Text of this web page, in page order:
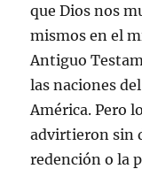
que Dios nos
mismos en el
Antiguo
las naciones
América. Pero
advirtieron sin
redención o la